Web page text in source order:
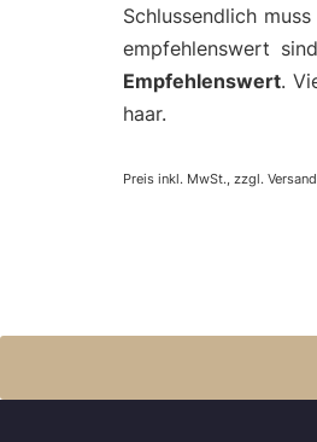
Schlussendlich
empfehlenswert
Empfehlenswert.
haar.
Preis inkl. MwSt., zzgl.